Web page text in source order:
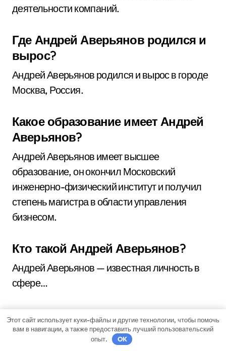
деятельности компаний.
Где Андрей Аверьянов родился и
вырос?
Андрей Аверьянов родился и вырос в городе
Москва, Россия.
Какое образование имеет Андрей
Аверьянов?
Андрей Аверьянов имеет высшее
образование, он окончил Московский
инженерно-физический институт и получил
степень магистра в области управления
бизнесом.
Кто такой Андрей Аверьянов?
Андрей Аверьянов — известная личность в
сфере…
Этот сайт использует куки-файлы и другие технологии, чтобы помочь
вам в навигации, а также предоставить лучший пользовательский
опыт.
OK